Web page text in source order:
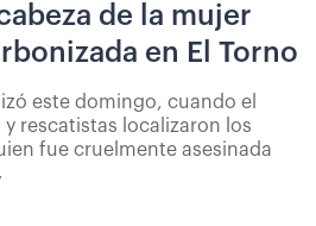
de la mujer
en El Torno
este domingo, cuando el
rescatistas localizaron los
fue cruelmente asesinada